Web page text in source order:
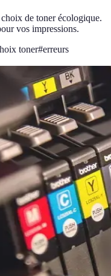
de toner écologique.
vos impressions.
toner#erreurs